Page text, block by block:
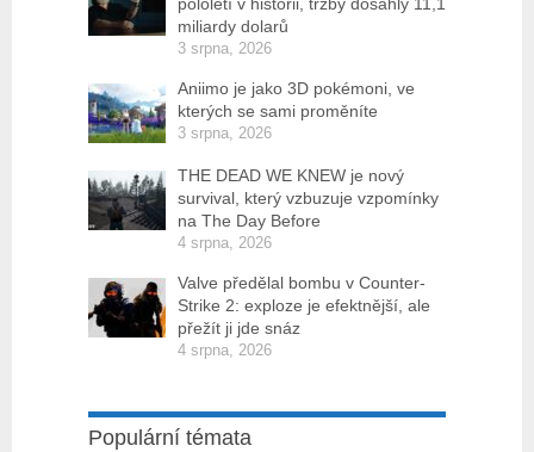
miliardy dolarů
3 srpna, 2026
Aniimo je jako 3D pokémoni, ve
kterých se sami proměníte
3 srpna, 2026
THE DEAD WE KNEW je nový
survival, který vzbuzuje vzpomínky
na The Day Before
4 srpna, 2026
Valve předělal bombu v Counter-
Strike 2: exploze je efektnější, ale
přežít ji jde snáz
4 srpna, 2026
Populární témata